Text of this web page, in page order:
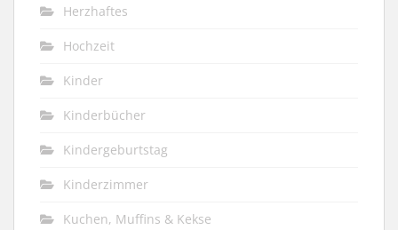
Herzhaftes
Hochzeit
Kinder
Kinderbücher
Kindergeburtstag
Kinderzimmer
Kuchen, Muffins & Kekse